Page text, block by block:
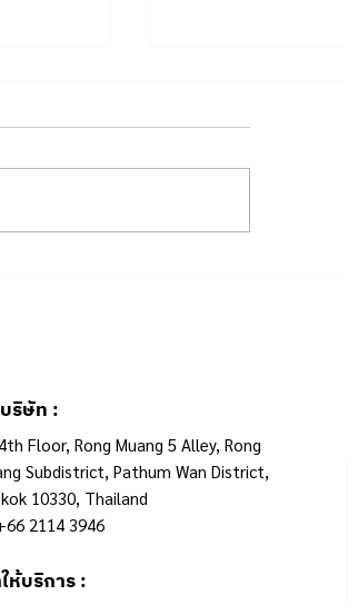
ริษัท :
Floor, Rong Muang 5 Alley, Rong
Subdistrict, Pathum Wan District,
10330, Thailand
2114 3946
ห้บริการ :